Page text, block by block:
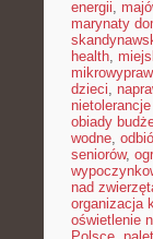
energii,
marynaty
health,
dzieci,
obiady
wodne,
seniorów,
nad
organizacja
oświetlenie